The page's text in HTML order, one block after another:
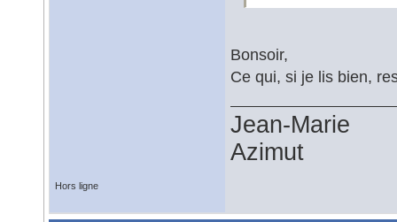
Bonsoir,
Ce qui, si je lis bien,
Jean-Marie
Azimut
Hors ligne